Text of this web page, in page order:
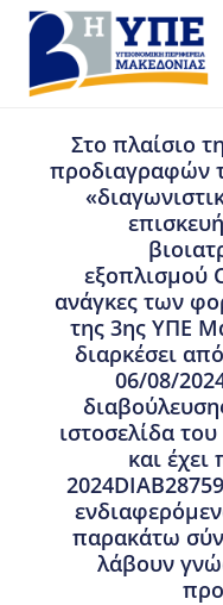
Στο πλαίσιο
προδιαγραφών
εξοπλισμού
ανάγκες των
της 3ης ΥΠΕ
διαρκέσει
06/08/
ιστοσελίδα
και
παρακάτω
λάβουν